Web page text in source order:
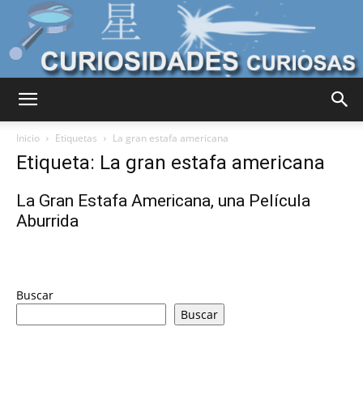
Inicio Etiquetas La gran estafa americana
Etiqueta: La gran estafa americana
La Gran Estafa Americana, una Película
Aburrida
Buscar
Buscar